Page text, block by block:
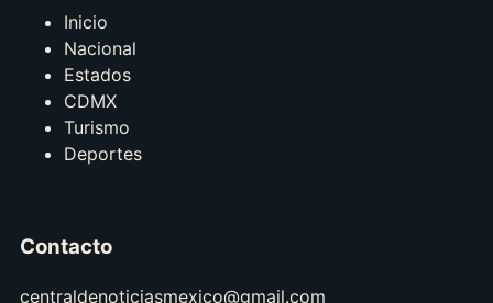
Inicio
Nacional
Estados
CDMX
Turismo
Deportes
Contacto
centraldenoticiasmexico@gmail.com